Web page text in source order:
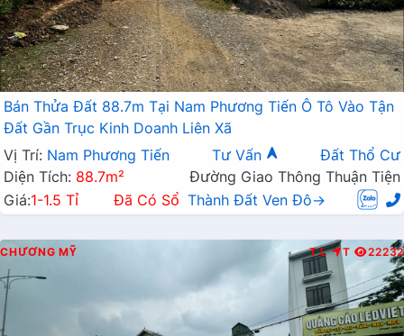
Bán Thửa Đất 88.7m Tại Nam Phương Tiến Ô Tô Vào Tận
Đất Gần Trục Kinh Doanh Liên Xã
Vị Trí: Nam Phương Tiến Tư Vấn
Đất Thổ Cư
Diện Tích: 88.7m²
Đường Giao Thông Thuận Tiện
Giá:1-1.5 Tỉ Đã Có Sổ Thành Đất Ven Đô→
CHƯƠNG MỸ T.L T 22232